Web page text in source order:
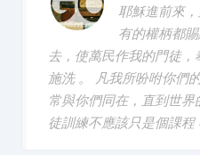
耶穌進前來
有的權柄都
去，使萬民作我的門徒
施洗 。 凡我所吩咐你們
常與你們同在，直到世界
徒訓練不應該只是個課程